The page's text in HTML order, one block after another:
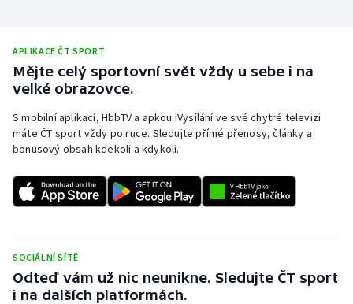
APLIKACE ČT SPORT
Mějte celý sportovní svět vždy u sebe i na
velké obrazovce.
S mobilní aplikací, HbbTV a apkou iVysílání ve své chytré televizi
máte ČT sport vždy po ruce. Sledujte přímé přenosy, články a
bonusový obsah kdekoli a kdykoli.
SOCIÁLNÍ SÍTĚ
Odteď vám už nic neunikne. Sledujte ČT sport
i na dalších platformách.